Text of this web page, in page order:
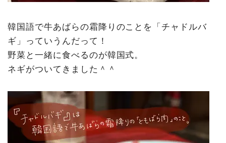
韓国語で牛あばらの霜降りのことを「チャドルバ
ギ」っていうんだって！
野菜と一緒に食べるのが韓国式。
ネギがついてきました＾＾